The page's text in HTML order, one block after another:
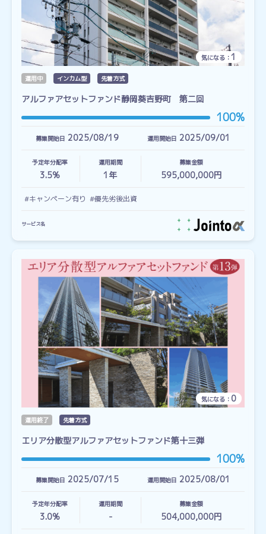
気になる： 1
運用中 インカム型 先着方式
アルファアセットファンド静岡葵吉野町 第二回
100%
募集開始日 2025/08/19 運用開始日 2025/09/01
予定年分配率
3.5%
運用期間
1 年
募集金額
595,000,000円
#キャンペーン有り #優先劣後出資
サービス名
気になる： 0
運用終了 先着方式
エリア分散型アルファアセットファンド第十三弾
100%
募集開始日 2025/07/15 運用開始日 2025/08/01
予定年分配率
3.0%
運用期間
-
募集金額
504,000,000円